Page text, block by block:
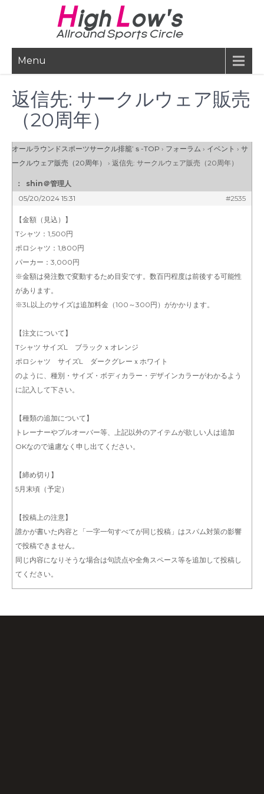
Menu
返信先: サークルウェア販売
（20周年）
オールラウンドスポーツサークル排籠’ｓ-TOP › フォーラム › イベント › サ
ークルウェア販売（20周年）
› 返信先: サークルウェア販売（20周年）
：
shin＠管理人
05/20/2024 15:31
#2535
【金額（見込）】
Tシャツ：1,500円
ポロシャツ：1,800円
パーカー：3,000円
※金額は発注数で変動するため目安です。数百円程度は前後する可能性
があります。
※3L以上のサイズは追加料金（100～300円）がかかります。
【注文について】
Tシャツ サイズL ブラックｘオレンジ
ポロシャツ サイズL ダークグレーｘホワイト
のように、種別・サイズ・ボディカラー・デザインカラーがわかるよう
に記入して下さい。
【種類の追加について】
トレーナーやプルオーバー等、上記以外のアイテムが欲しい人は追加
OKなので遠慮なく申し出てください。
【締め切り】
5月末頃（予定）
【投稿上の注意】
誰かが書いた内容と「一字一句すべてが同じ投稿」はスパム対策の影響
で投稿できません。
同じ内容になりそうな場合は句読点や全角スペース等を追加して投稿し
てください。